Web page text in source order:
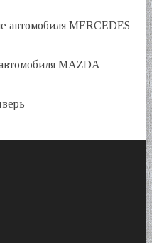
автомобиля MERCEDES
MAZDA